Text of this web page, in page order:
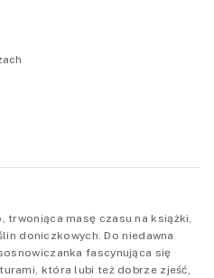
trwoniąca masę czasu na książki,
doniczkowych. Do niedawna
fascynująca się
która lubi też dobrze zjeść,